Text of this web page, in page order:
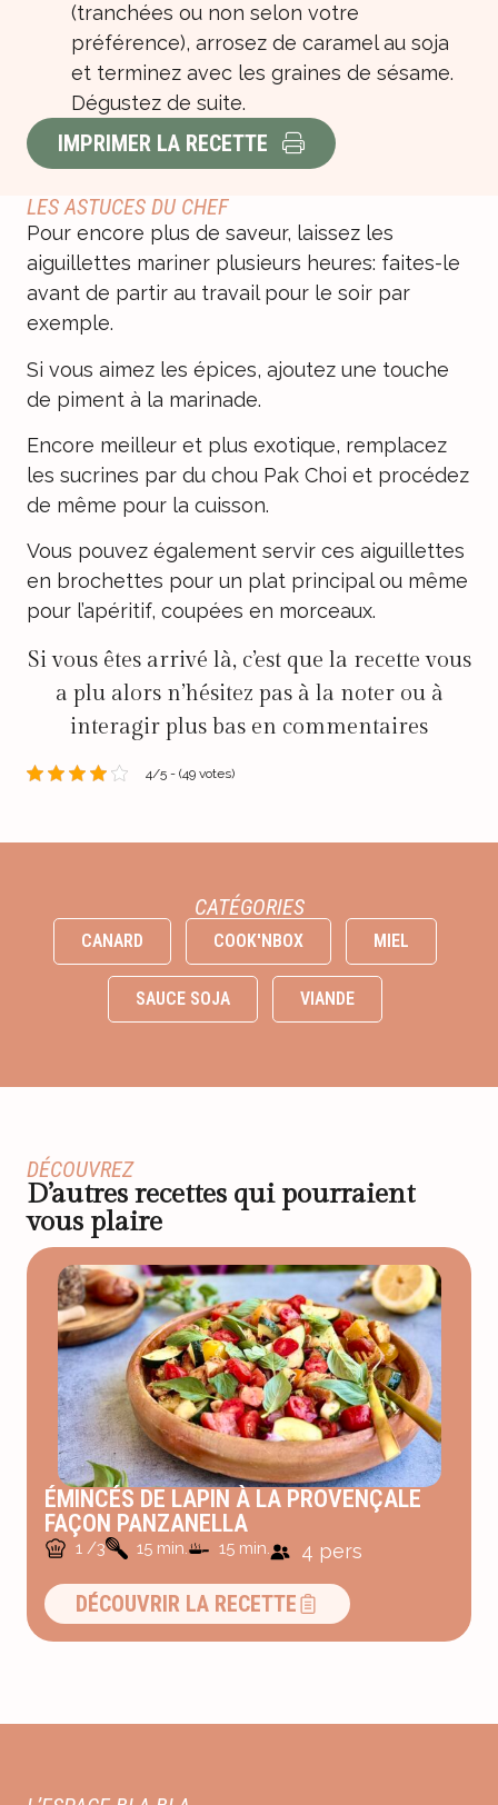
(tranchées ou non selon votre
préférence), arrosez de caramel au soja
et terminez avec les graines de sésame.
Dégustez de suite.
IMPRIMER LA RECETTE
LES ASTUCES DU CHEF
Pour encore plus de saveur, laissez les
aiguillettes mariner plusieurs heures: faites-le
avant de partir au travail pour le soir par
exemple.
Si vous aimez les épices, ajoutez une touche
de piment à la marinade.
Encore meilleur et plus exotique, remplacez
les sucrines par du chou Pak Choi et procédez
de même pour la cuisson.
Vous pouvez également servir ces aiguillettes
en brochettes pour un plat principal ou même
pour l’apéritif, coupées en morceaux.
Si vous êtes arrivé là, c’est que la recette vous
a plu alors n’hésitez pas à la noter ou à
interagir plus bas en commentaires
4/5 - (49 votes)
CATÉGORIES
CANARD COOK'NBOX MIEL
SAUCE SOJA VIANDE
DÉCOUVREZ
D’autres recettes qui pourraient
vous plaire
ÉMINCÉS DE LAPIN À LA PROVENÇALE
FAÇON PANZANELLA
1 /3 15 min. 15 min. 4 pers
DÉCOUVRIR LA RECETTE